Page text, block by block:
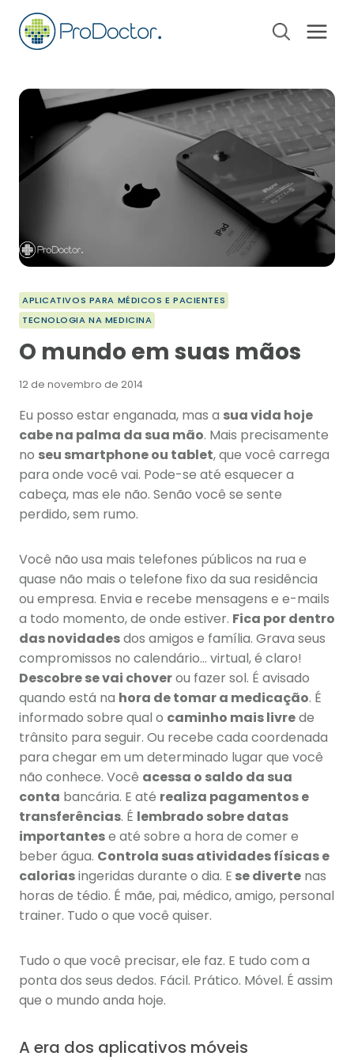
Pular
para
APLICATIVOS PARA MÉDICOS E PACIENTES
TECNOLOGIA NA MEDICINA
O mundo em suas mãos
12 de novembro de 2014
Eu posso estar enganada, mas a sua vida hoje
cabe na palma da sua mão. Mais precisamente
no seu smartphone ou tablet, que você carrega
para onde você vai. Pode-se até esquecer a
cabeça, mas ele não. Senão você se sente
perdido, sem rumo.
Você não usa mais telefones públicos na rua e
quase não mais o telefone fixo da sua residência
ou empresa. Envia e recebe mensagens e e-mails
a todo momento, de onde estiver. Fica por dentro
das novidadesdos amigos e família. Grava seus
compromissos no calendário… virtual, é claro!
Descobre se vai choverou fazer sol. É avisado
quando está na hora de tomar a medicação. É
informado sobre qual o caminho mais livrede
trânsito para seguir. Ou recebe cada coordenada
para chegar em um determinado lugar que você
não conhece. Você acessa o saldo da sua
conta bancária. E até realiza pagamentos e
transferências. É lembrado sobre datas
importantese até sobre a hora de comer e
beber água. Controla suas atividades físicas e
caloriasingeridas durante o dia. E se diverte nas
horas de tédio. É mãe, pai, médico, amigo, personal
trainer. Tudo o que você quiser.
Tudo o que você precisar, ele faz. E tudo com a
ponta dos seus dedos. Fácil. Prático. Móvel. É assim
que o mundo anda hoje.
A era dos aplicativos móveis